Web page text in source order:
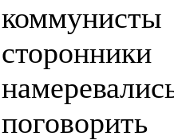
сторонники